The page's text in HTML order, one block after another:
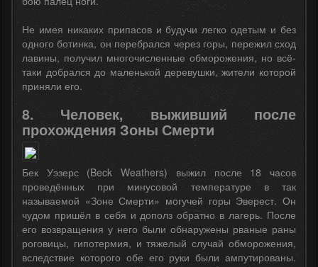
Не имея никаких припасов и будучи легко одетым и без
одного ботинка, он перебрался через горы, пережил сход
лавины, получил многочисленные обморожения, но всё-
таки добрался до маленькой деревушки, жители которой
приняли его.
8. Человек, выживший после
прохождения Зоны Смерти
Бек Уэзерс (Beck Weathers) выжил после 18 часов
проведённых при минусовой температуре в так
называемой «Зоне Смерти» могучей горы Эверест. Он
чудом пришёл в себя и дополз обратно в лагерь. После
его возвращения у него были обнаружены рваные раны
роговицы, гипотермия, и тяжелый случай обморожения,
вследствие которого обе его руки были ампутированы.